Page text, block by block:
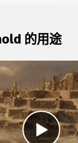
的用途